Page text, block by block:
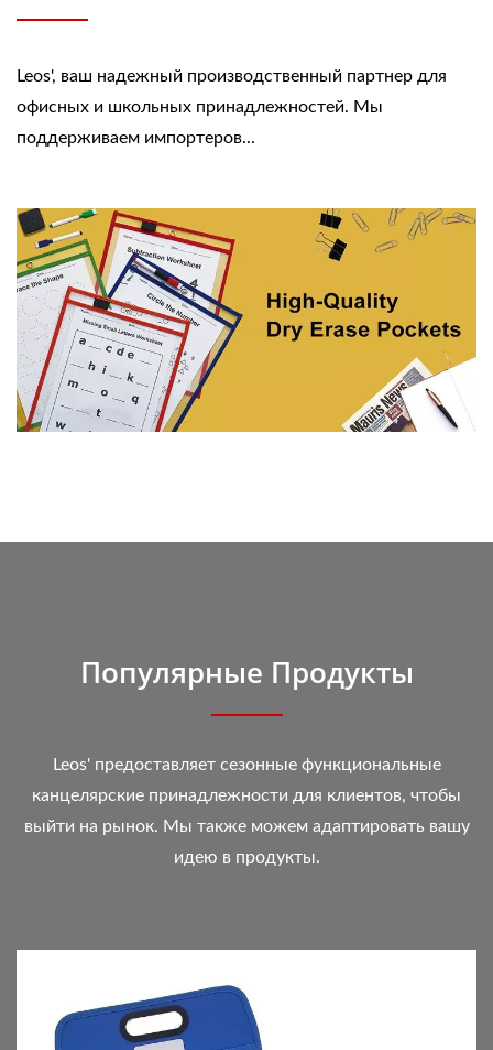
Leos', ваш надежный производственный партнер для
офисных и школьных принадлежностей. Мы
поддерживаем импортеров...
Популярные Продукты
Leos' предоставляет сезонные функциональные
канцелярские принадлежности для клиентов, чтобы
выйти на рынок. Мы также можем адаптировать вашу
идею в продукты.